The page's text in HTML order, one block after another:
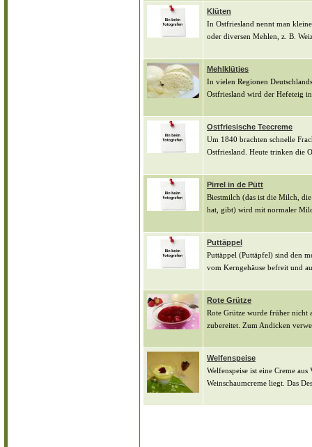
Klüten
In Ostfriesland nennt man
oder diversen Mehlen, z. B.
Mehlklütjes
In vielen Regionen
Ostfriesland wird der Hefeteig
Ostfriesische Teecreme
Um 1840 brachten schnelle
Ostfriesland. Heute trinken die
Pirrel in de Pütt
Biestmilch (das ist die Milch,
hat, gibt) wird mit normaler
Puttäppel
Puttäppel (Puttäpfel) sind den
vom Kerngehäuse befreit und
Rote Grütze
Rote Grütze wurde früher nicht
zubereitet. Zum Andicken
Welfenspeise
Welfenspeise ist eine Creme
Weinschaumcreme liegt. Das